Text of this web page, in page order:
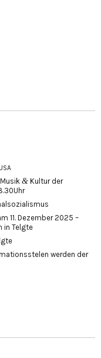
& Kultur der
11. Dezember 2025 –
in Telgte
werden der